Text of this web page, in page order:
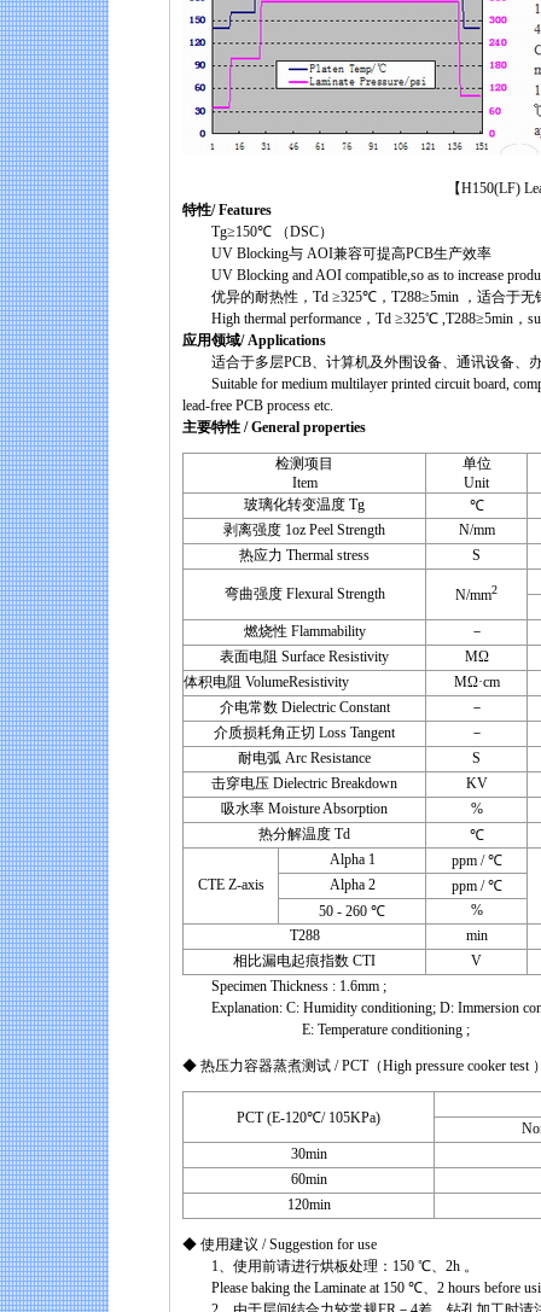
【H150(LF) Lead-
特性/ Features
Tg≥150℃ （DSC）
UV Blocking与 AOI兼容可提高PCB生产效率
UV Blocking and AOI compatible,so as to increase
优异的耐热性，Td ≥325℃，T288≥5min ，适合于无
High thermal performance，Td ≥325℃ ,T288≥5min，
应用领域/ Applications
适合于多层PCB、计算机及外围设备、通讯设备、
Suitable for medium multilayer printed circuit board,
lead-free PCB process etc.
主要特性 / General properties
检测项目
Item
单位
Unit
玻璃化转变温度 Tg
℃
剥离强度 1oz Peel Strength
N/mm
热应力 Thermal stress
S
弯曲强度 Flexural Strength N/mm2
燃烧性 Flammability
－
表面电阻 Surface Resistivity
MΩ
体积电阻 VolumeResistivity
MΩ·cm
介电常数 Dielectric Constant
－
介质损耗角正切 Loss Tangent
－
耐电弧 Arc Resistance
S
击穿电压 Dielectric Breakdown
KV
吸水率 Moisture Absorption
%
热分解温度 Td
℃
CTE Z-axis
Alpha 1
ppm / ℃
Alpha 2
ppm / ℃
50 - 260 ℃
%
T288
min
相比漏电起痕指数 CTI
V
Specimen Thickness : 1.6mm ;
Explanation: C: Humidity conditioning; D: Immersion
E: Temperature conditioning ;
◆ 热压力容器蒸煮测试 / PCT（High pressure cooker test
PCT (E-120℃/ 105KPa)
30min
60min
120min
◆ 使用建议 / Suggestion for use
1、使用前请进行烘板处理：150 ℃、2h 。
Please baking the Laminate at 150 ℃、2 hours before